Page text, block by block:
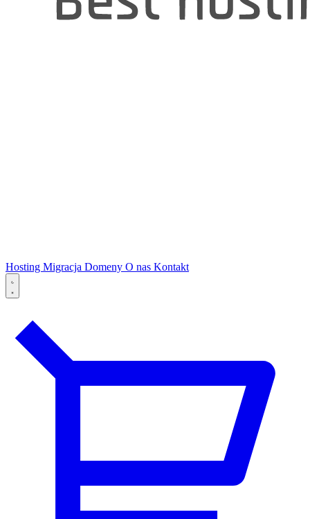
Hosting Migracja Domeny O nas Kontakt